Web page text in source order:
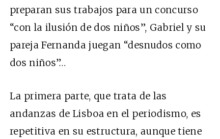
preparan sus trabajos para un concurso
“con la ilusión de dos niños”, Gabriel y su
pareja Fernanda juegan “desnudos como
dos niños”…
La primera parte, que trata de las
andanzas de Lisboa en el periodismo, es
repetitiva en su estructura, aunque tiene